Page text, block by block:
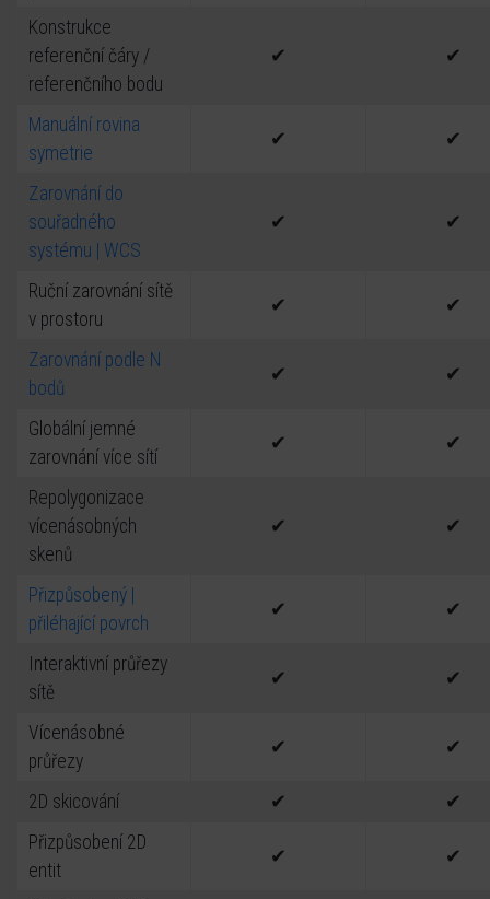
Konstrukce
referenční čáry /
referenčního bodu
✔ ✔
Manuální rovina
symetrie
✔ ✔
Zarovnání do
souřadného
systému | WCS
✔ ✔
Ruční zarovnání sítě
v prostoru
✔ ✔
Zarovnání podle N
bodů
✔ ✔
Globální jemné
zarovnání více sítí
✔ ✔
Repolygonizace
vícenásobných
skenů
✔ ✔
Přizpůsobený |
přiléhající povrch
✔ ✔
Interaktivní průřezy
sítě
✔ ✔
Vícenásobné
průřezy
✔ ✔
2D skicování ✔
✔
Přizpůsobení 2D
entit
✔ ✔